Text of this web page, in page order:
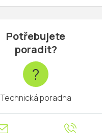
Potřebujete
poradit?
?
Technická poradna